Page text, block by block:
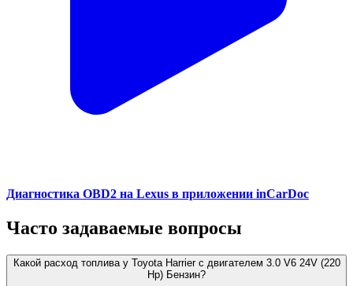
Диагностика OBD2 на Lexus в приложении inCarDoc
Часто задаваемые вопросы
Какой расход топлива у Toyota Harrier с двигателем 3.0 V6 24V (220
Hp) Бензин?